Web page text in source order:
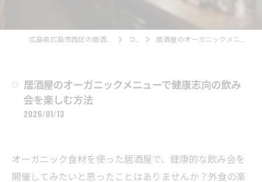
コラム 居酒屋のオーガニックメニューで健康志向の飲み会を楽しむ方法
居酒屋のオーガニックメニューで健康志向の飲み
会を楽しむ方法
2026/01/13
オーガニック食材を使った居酒屋で、健康的な飲み会を
開催してみたいと思ったことはありませんか？外食の楽